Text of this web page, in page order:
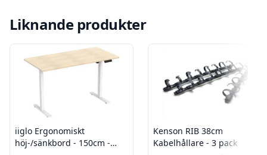
Liknande produkter
iiglo Ergonomiskt
höj-/sänkbord - 150cm -
Kenson RIB 38cm
Kabelhållare - 3 pack